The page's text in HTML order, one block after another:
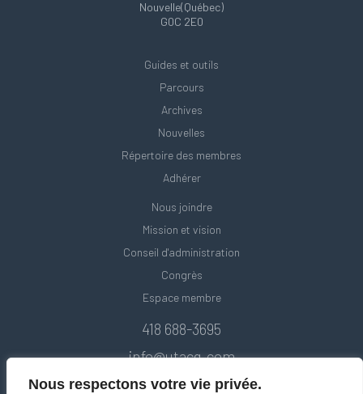
Nous respectons votre vie privée.
Nouvelle(Québec)
G0C 2E0
Guides et outils
Parcours
Archives
Nouvelles
Répertoire des membres
Adhérer
Nous joindre
Mission et vision
Conseil d'administration
Congrès
Espace membre
418 688-3695
info@utacq.com